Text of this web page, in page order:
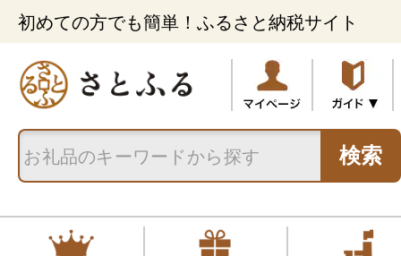
初めての方でも簡単！ふるさと納税サイト
検索